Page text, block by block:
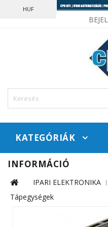
HUF
KATEGÓRIÁK
INFORMÁCIÓ
IPARI ELEKTRONIKA
Tápegységek